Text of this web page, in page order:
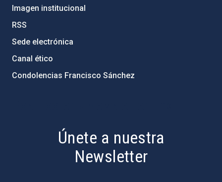
Imagen institucional
RSS
Sede electrónica
Canal ético
Condolencias Francisco Sánchez
Únete a nuestra
Newsletter